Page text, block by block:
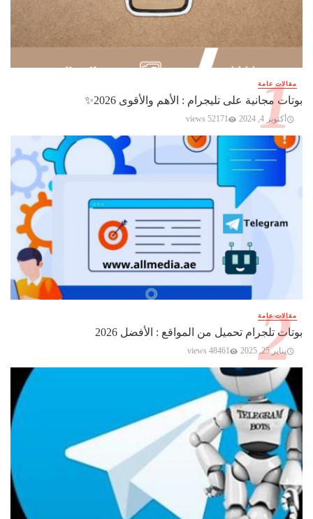
مقالات عامة
بوتات مجانية على تليجرام : الأهم والأقوى 2026✨️
أكتوبر 4, 2024 52171 views
مقالات عامة
بوتات تلجرام تحميل من المواقع : الأفضل 2026
يناير 25, 2025 48461 views